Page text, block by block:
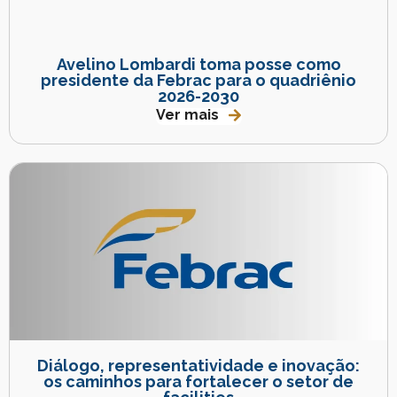
Avelino Lombardi toma posse como
presidente da Febrac para o quadriênio
2026-2030
Ver mais
Diálogo, representatividade e inovação:
os caminhos para fortalecer o setor de